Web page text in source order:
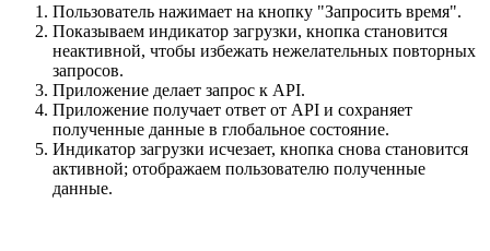
Пользователь нажимает на кнопку "Запросить время".
Показываем индикатор загрузки, кнопка становится
неактивной, чтобы избежать нежелательных повторных
запросов.
Приложение делает запрос к API.
Приложение получает ответ от API и сохраняет
полученные данные в глобальное состояние.
Индикатор загрузки исчезает, кнопка снова становится
активной; отображаем пользователю полученные
данные.